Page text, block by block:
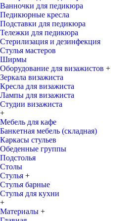
Ванночки для педикюра
Педикюрные кресла
Подставки для педикюра
Тележки для педикюра
Стерилизация и дезинфекция
Стулья мастеров
Ширмы
Оборудование для визажистов +
Зеркала визажиста
Кресла для визажиста
Лампы для визажиста
Студии визажиста
+
Мебель для кафе
Банкетная мебель (складная)
Каркасы стульев
Обеденные группы
Подстолья
Столы
Стулья +
Стулья барные
Стулья для кухни
+
Материалы +